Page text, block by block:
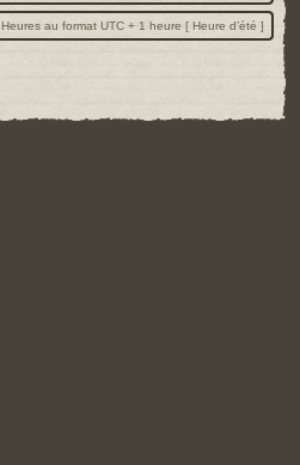
Heures au format UTC + 1 heure [ Heure d’été ]